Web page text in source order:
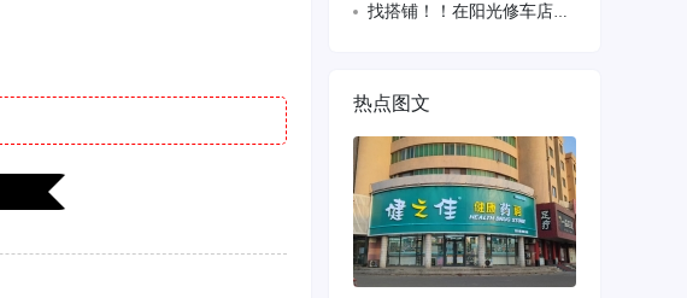
找搭铺！！在阳光修车店附近，搭一个月一个人住
热点图文